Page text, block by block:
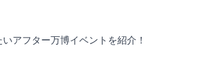
アフター万博イベントを紹介！